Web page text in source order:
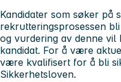
Kandidater som søker på
rekrutteringsprosessen
og vurdering av denne
kandidat. For å være
være kvalifisert for å bli
Sikkerhetsloven.